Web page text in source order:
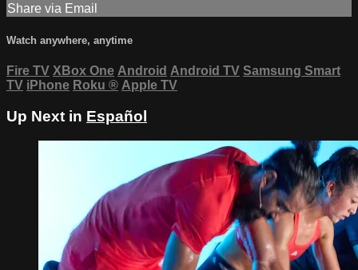
Share via Email
Watch anywhere, anytime
Fire TV XBox One Android Android TV Samsung Smart
TV iPhone Roku ® Apple TV
Up Next in Español